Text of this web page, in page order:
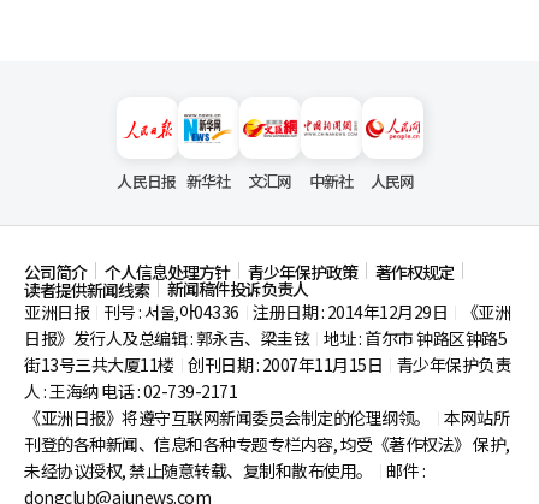
人民日报 新华社 文汇网 中新社 人民网
公司简介 个人信息处理方针 青少年保护政策 著作权规定
读者提供新闻线索
新闻稿件投诉负责人
亚洲日报
刊号 : 서울,아04336 注册日期 : 2014年12月29日
《亚洲
日报》发行人及总编辑 : 郭永吉、梁圭铉 地址 : 首尔市钟路区钟路5
街13号三共大厦11楼 创刊日期 : 2007年11月15日
青少年保护负责
人 : 王海纳 电话 : 02-739-2171
《亚洲日报》将遵守互联网新闻委员会制定的伦理纲领。
本网站所
刊登的各种新闻、信息和各种专题专栏内容, 均受《著作权法》 保护,
未经协议授权, 禁止随意转载、复制和散布使用。
邮件 :
dongclub@ajunews.com